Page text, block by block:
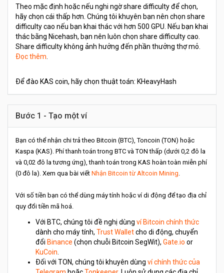
Theo mặc định hoặc nếu nghi ngờ share difficulty để chọn,
hãy chọn cái thấp hơn. Chúng tôi khuyên bạn nên chọn share
difficulty cao nếu bạn khai thác với hơn 500 GPU. Nếu bạn khai
thác bằng Nicehash, bạn nên luôn chọn share difficulty cao.
Share difficulty không ảnh hưởng đến phần thưởng thợ mỏ.
Đọc thêm
Để đào KAS coin, hãy chọn thuật toán: KHeavyHash
Bước 1 - Tạo một ví
Bạn có thể nhận chi trả theo Bitcoin (BTC), Toncoin (TON) hoặc
Kaspa (KAS). Phí thanh toán trong BTC và TON thấp (dưới 0,2 đô la
và 0,02 đô la tương ứng), thanh toán trong KAS hoàn toàn miễn phí
(0 đô la). Xem qua bài viết Nhận Bitcoin từ Altcoin Mining.
Với số tiền bạn có thể dùng máy tính hoặc ví di động để tạo địa chỉ
quy đổi tiền mã hoá.
Với BTC, chúng tôi đề nghị dùng ví Bitcoin chính thức
dành cho máy tính, Trust Walletcho di động, chuyển
đổi Binance (chọn chuỗi Bitcoin SegWit), Gate.io or
KuCoin
Đối với TON, chúng tôi khuyên dùng ví chính thức của